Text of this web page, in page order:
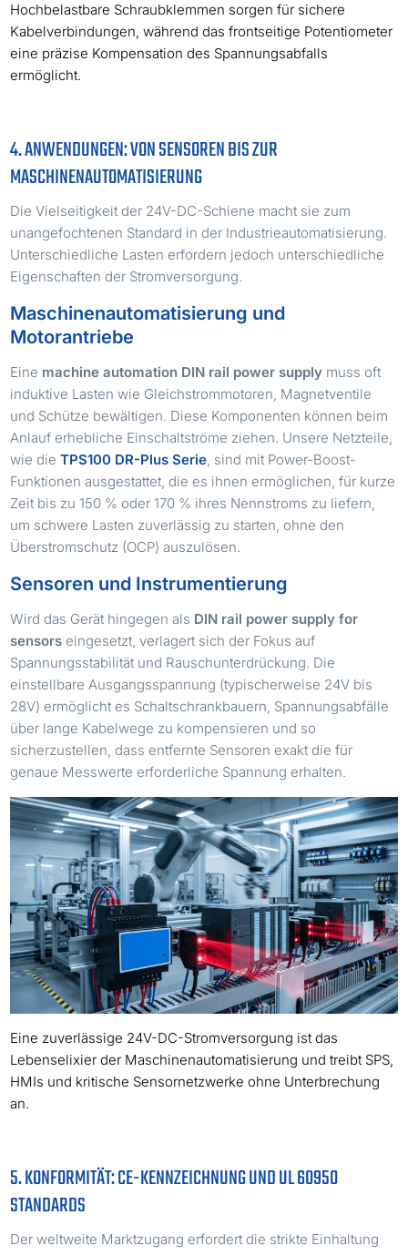
Hochbelastbare Schraubklemmen sorgen für sichere
Kabelverbindungen, während das frontseitige Potentiometer
eine präzise Kompensation des Spannungsabfalls
ermöglicht.
4. ANWENDUNGEN: VON SENSOREN BIS ZUR
MASCHINENAUTOMATISIERUNG
Die Vielseitigkeit der 24V-DC-Schiene macht sie zum
unangefochtenen Standard in der Industrieautomatisierung.
Unterschiedliche Lasten erfordern jedoch unterschiedliche
Eigenschaften der Stromversorgung.
Maschinenautomatisierung und
Motorantriebe
Eine machine automation DIN rail power supply muss oft
induktive Lasten wie Gleichstrommotoren, Magnetventile
und Schütze bewältigen. Diese Komponenten können beim
Anlauf erhebliche Einschaltströme ziehen. Unsere Netzteile,
wie dieTPS100 DR-Plus Serie, sind mit Power-Boost-
Funktionen ausgestattet, die es ihnen ermöglichen, für kurze
Zeit bis zu 150 % oder 170 % ihres Nennstroms zu liefern,
um schwere Lasten zuverlässig zu starten, ohne den
Überstromschutz (OCP) auszulösen.
Sensoren und Instrumentierung
Wird das Gerät hingegen als DIN rail power supply for
sensors eingesetzt, verlagert sich der Fokus auf
Spannungsstabilität und Rauschunterdrückung. Die
einstellbare Ausgangsspannung (typischerweise 24V bis
28V) ermöglicht es Schaltschrankbauern, Spannungsabfälle
über lange Kabelwege zu kompensieren und so
sicherzustellen, dass entfernte Sensoren exakt die für
genaue Messwerte erforderliche Spannung erhalten.
Eine zuverlässige 24V-DC-Stromversorgung ist das
Lebenselixier der Maschinenautomatisierung und treibt SPS,
HMIs und kritische Sensornetzwerke ohne Unterbrechung
an.
5. KONFORMITÄT: CE-KENNZEICHNUNG UND UL 60950
STANDARDS
Der weltweite Marktzugang erfordert die strikte Einhaltung